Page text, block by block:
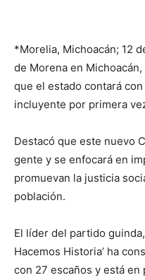
*Morelia, Michoacán; 12
de Morena en
que el estado contará
incluyente por primera
Destacó que este nuevo
gente y se enfocará en
promuevan la justicia
población.
El líder del partido
Hacemos Historia’ ha
con 27 escaños y está